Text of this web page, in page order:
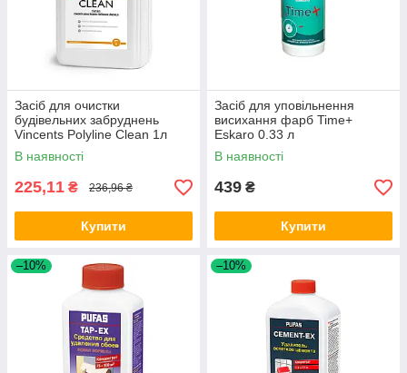
Засіб для очистки
будівельних забруднень
Vincents Polyline Clean 1л
В наявності
225,11 ₴ 236,96 ₴
Купити
Засіб для уповільнення
висихання фарб Time+
Eskaro 0.33 л
В наявності
439 ₴
Купити
–10% –10%